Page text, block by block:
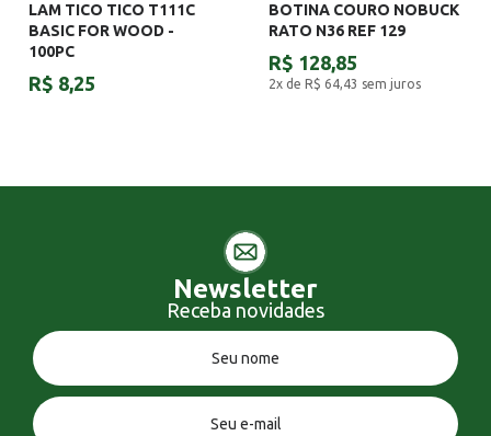
LAM TICO TICO T111C
BASIC FOR WOOD -
100PC
R$ 8,25
BOTINA COURO NOBUCK
RATO N36 REF 129
R$ 128,85
2x de R$ 64,43 sem juros
Newsletter
Receba novidades